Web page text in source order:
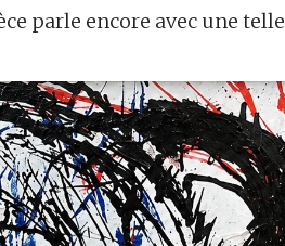
parle encore avec une telle